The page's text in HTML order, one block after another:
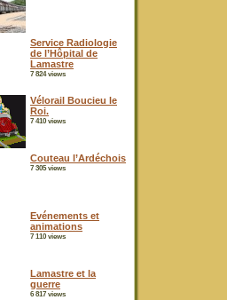
Service Radiologie
de l’Hôpital de
Lamastre
7 824 views
Vélorail Boucieu le
Roi.
7 410 views
Couteau l’Ardéchois
7 305 views
Evénements et
animations
7 110 views
Lamastre et la
guerre
6 817 views